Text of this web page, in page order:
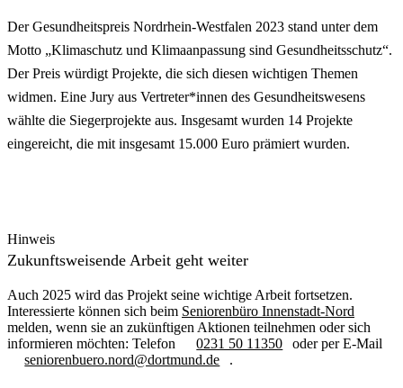
Der Gesundheitspreis Nordrhein-Westfalen 2023 stand unter dem
Motto „Klimaschutz und Klimaanpassung sind Gesundheitsschutz“.
Der Preis würdigt Projekte, die sich diesen wichtigen Themen
widmen. Eine Jury aus Vertreter*innen des Gesundheitswesens
wählte die Siegerprojekte aus. Insgesamt wurden 14 Projekte
eingereicht, die mit insgesamt 15.000 Euro prämiert wurden.
Hinweis
Zukunftsweisende Arbeit geht weiter
Auch 2025 wird das Projekt seine wichtige Arbeit fortsetzen.
Interessierte können sich beim Seniorenbüro Innenstadt-Nord
melden, wenn sie an zukünftigen Aktionen teilnehmen oder sich
informieren möchten: Telefon
0231 50 11350
oder per E-Mail
seniorenbuero.nord@dortmund.de
.